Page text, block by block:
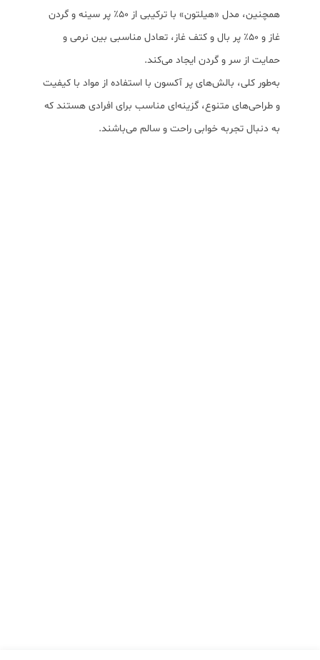
همچنین، مدل «هیلتون» با ترکیبی از ۵۰٪ پر سینه و گردن
غاز و ۵۰٪ پر بال و کتف غاز، تعادل مناسبی بین نرمی و
حمایت از سر و گردن ایجاد می‌کند.
به‌طور کلی، بالش‌های پر آکسون با استفاده از مواد با کیفیت
و طراحی‌های متنوع، گزینه‌ای مناسب برای افرادی هستند که
به دنبال تجربه خوابی راحت و سالم می‌باشند.